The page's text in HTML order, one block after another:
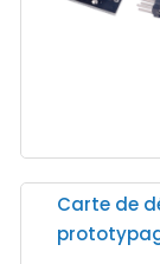
Carte de